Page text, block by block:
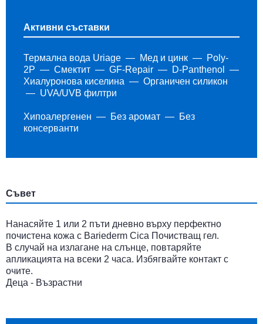
Активни съставки
Термална вода Uriage Мед и цинк
Poly-
2P
Смектит GF-Repair
D-Panthenol
Хиалуронова киселина
Органичен силикон
UVA/UVB филтри
Хипоалергенен Без аромат
Без
консерванти
Съвет
Нанасяйте 1 или 2 пъти дневно върху перфектно
почистена кожа с Bariederm Cica Почистващ гел.
В случай на излагане на слънце, повтаряйте
апликацията на всеки 2 часа. Избягвайте контакт с
очите.
Деца - Възрастни